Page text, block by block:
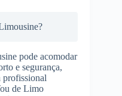
pode acomodar
e segurança,
profissional
de Limo